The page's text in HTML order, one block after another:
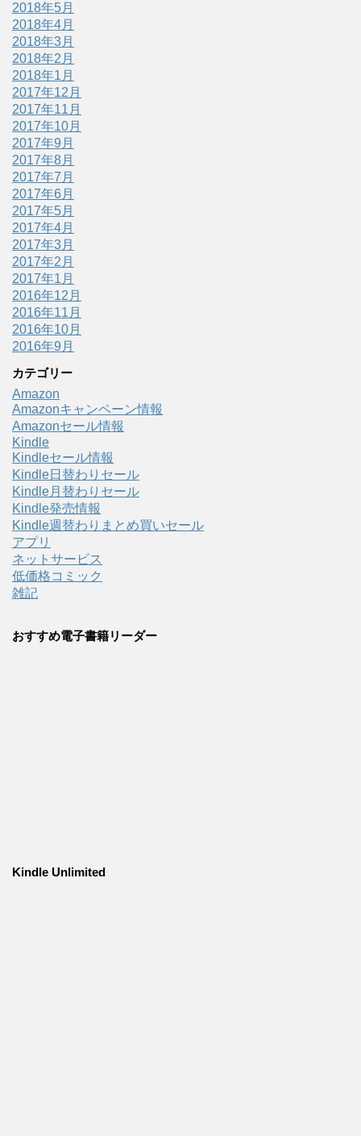
2018年5月
2018年4月
2018年3月
2018年2月
2018年1月
2017年12月
2017年11月
2017年10月
2017年9月
2017年8月
2017年7月
2017年6月
2017年5月
2017年4月
2017年3月
2017年2月
2017年1月
2016年12月
2016年11月
2016年10月
2016年9月
カテゴリー
Amazon
Amazonキャンペーン情報
Amazonセール情報
Kindle
Kindleセール情報
Kindle日替わりセール
Kindle月替わりセール
Kindle発売情報
Kindle週替わりまとめ買いセール
アプリ
ネットサービス
低価格コミック
雑記
おすすめ電子書籍リーダー
Kindle Unlimited